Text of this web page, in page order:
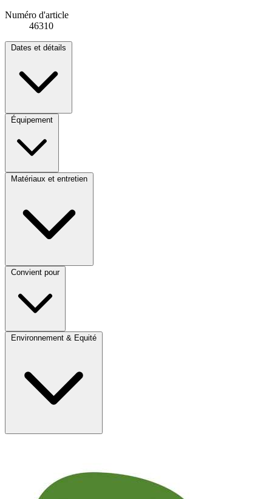
Numéro d'article
46310
Dates et détails
Équipement
Matériaux et entretien
Convient pour
Environnement & Equité